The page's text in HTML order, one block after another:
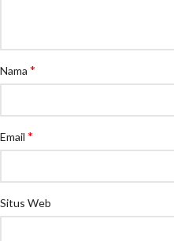
Nama *
Email *
Situs Web